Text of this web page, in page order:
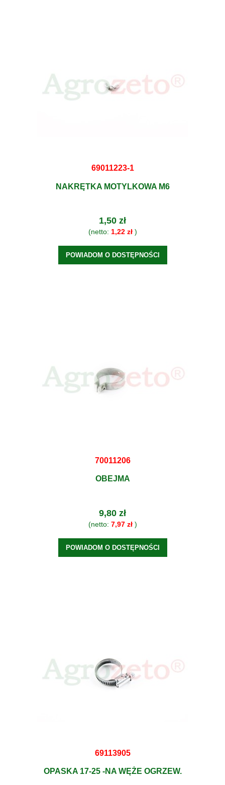
69011223-1
NAKRĘTKA MOTYLKOWA M6
1,50 zł
(netto: 1,22 zł)
POWIADOM O DOSTĘPNOŚCI
70011206
OBEJMA
9,80 zł
(netto: 7,97 zł)
POWIADOM O DOSTĘPNOŚCI
69113905
OPASKA 17-25 -NA WĘŻE OGRZEW.